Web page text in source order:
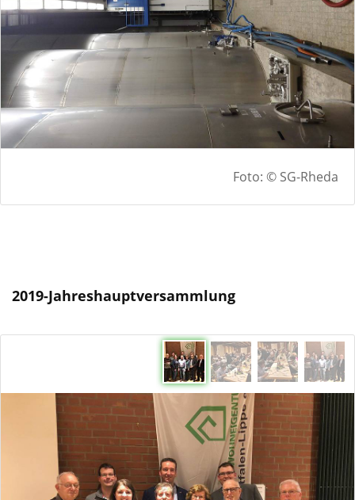
Foto: © SG-Rheda
2019-Jahreshauptversammlung